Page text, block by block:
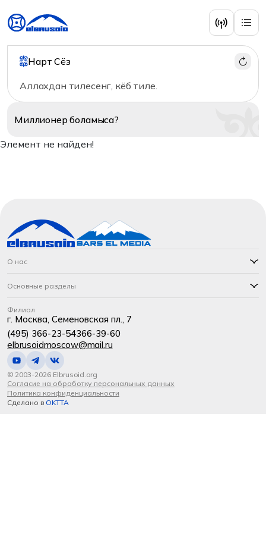
Нарт Сёз
Аллахдан тилесенг, кёб тиле.
Миллионерболамыса?
Элемент не найден!
О нас
Основные разделы
Филиал
г. Москва, Семеновская пл., 7
(495) 366-23-54366-39-60
elbrusoidmoscow@mail.ru
© 2003-2026 Elbrusoid.org
Согласие на обработку персональных данных
Политика конфиденциальности
Сделано в OKTTA